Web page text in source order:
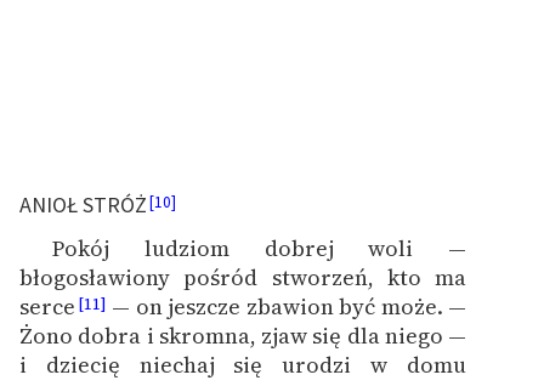
ANIOŁ STRÓŻ[10]
Pokój ludziom dobrej woli —
błogosławiony pośród stworzeń, kto ma
serce [11] — on jeszcze zbawion być może. —
Żono dobra i skromna, zjaw się dla niego —
i dziecię niechaj się urodzi w domu